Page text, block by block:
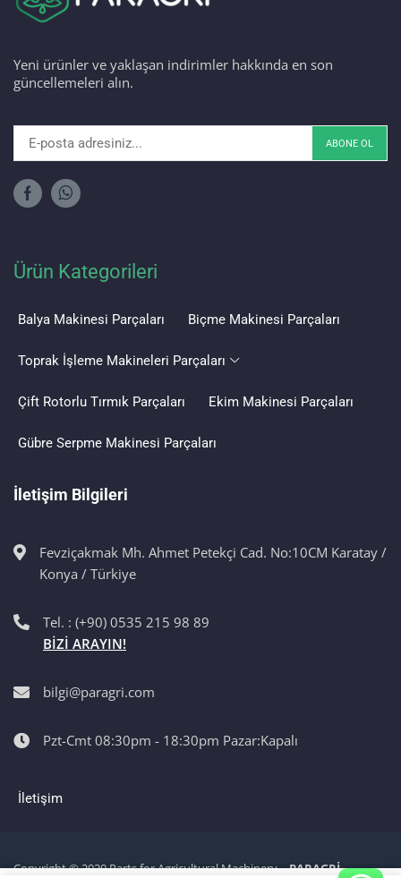
Yeni ürünler ve yaklaşan indirimler hakkında en son
güncellemeleri alın.
Ürün Kategorileri
Balya Makinesi Parçaları Biçme Makinesi Parçaları
Toprak İşleme Makineleri Parçaları
Çift Rotorlu Tırmık Parçaları Ekim Makinesi Parçaları
Gübre Serpme Makinesi Parçaları
İletişim Bilgileri
Fevziçakmak Mh. Ahmet Petekçi Cad. No:10CM Karatay /
Konya / Türkiye
Tel. : (+90) 0535 215 98 89
BİZİ ARAYIN!
bilgi@paragri.com
Pzt-Cmt 08:30pm - 18:30pm Pazar:Kapalı
İletişim
Copyright © 2020 Parts for Agricultural Machinery –PARAGRİ